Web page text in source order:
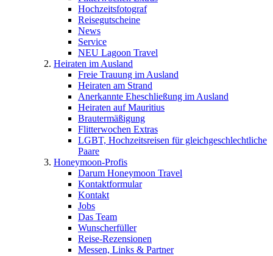
Hochzeitsfotograf
Reisegutscheine
News
Service
NEU Lagoon Travel
Heiraten im Ausland
Freie Trauung im Ausland
Heiraten am Strand
Anerkannte Eheschließung im Ausland
Heiraten auf Mauritius
Brautermäßigung
Flitterwochen Extras
LGBT, Hochzeitsreisen für gleichgeschlechtliche
Paare
Honeymoon-Profis
Darum Honeymoon Travel
Kontaktformular
Kontakt
Jobs
Das Team
Wunscherfüller
Reise-Rezensionen
Messen, Links & Partner